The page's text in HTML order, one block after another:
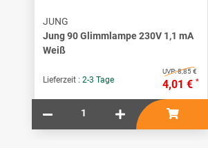
JUNG
Jung 90 Glimmlampe 230V 1,1 mA
Weiß
Lieferzeit : 2-3 Tage
UVP:8,85 €
4,01 € *